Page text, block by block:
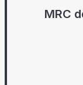
MRC